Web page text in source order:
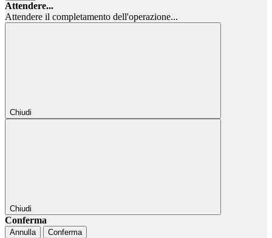
Attendere...
Attendere il completamento dell'operazione...
Chiudi
Chiudi
Conferma
Annulla Conferma